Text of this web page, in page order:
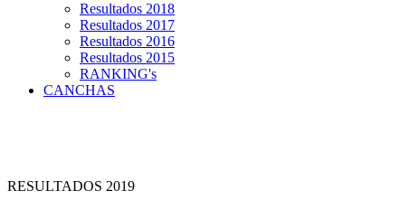
Resultados 2018
Resultados 2017
Resultados 2016
Resultados 2015
RANKING's
CANCHAS
RESULTADOS 2019